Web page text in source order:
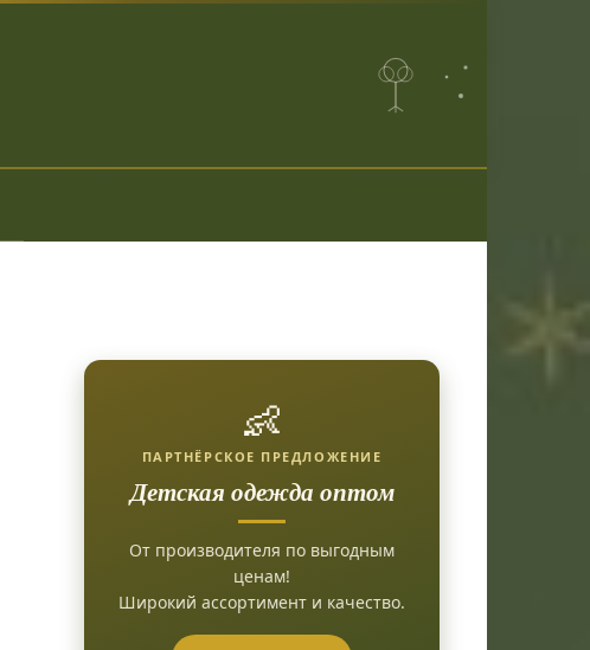
👶
ПАРТНЁРСКОЕ ПРЕДЛОЖЕНИЕ
Детская одежда оптом
От производителя по выгодным
ценам!
Широкий ассортимент и качество.